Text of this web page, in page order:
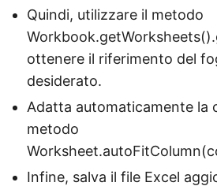
Quindi, utilizzare il metodo
ottenere il riferimento del
desiderato.
Adatta automaticamente la
metodo
Infine, salva il file Excel